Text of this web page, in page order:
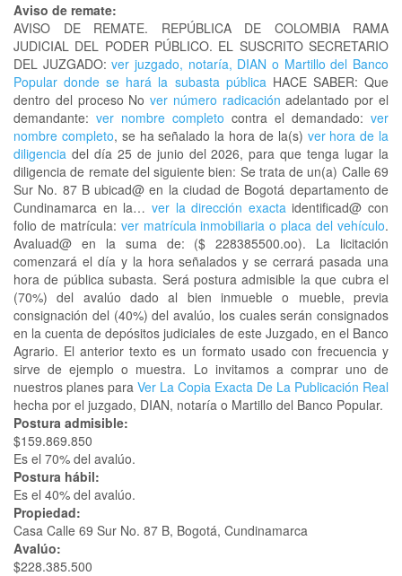
Aviso de remate:
AVISO DE REMATE. REPÚBLICA DE COLOMBIA RAMA
JUDICIAL DEL PODER PÚBLICO. EL SUSCRITO SECRETARIO
DEL JUZGADO: ver juzgado, notaría, DIAN o Martillo del Banco
Popular donde se hará la subasta públicaHACE SABER: Que
dentro del proceso Nover número radicación adelantado por el
demandante: ver nombre completo contra el demandado: ver
nombre completo, se ha señalado la hora de la(s) ver hora de la
diligencia del día 25 de junio del 2026, para que tenga lugar la
diligencia de remate del siguiente bien: Se trata de un(a) Calle 69
Sur No. 87 B ubicad@ en la ciudad de Bogotá departamento de
Cundinamarca en la… ver la dirección exactaidentificad@ con
folio de matrícula: ver matrícula inmobiliaria o placa del vehículo.
Avaluad@ en la suma de: ($ 228385500.oo). La licitación
comenzará el día y la hora señalados y se cerrará pasada una
hora de pública subasta. Será postura admisible la que cubra el
(70%) del avalúo dado al bien inmueble o mueble, previa
consignación del (40%) del avalúo, los cuales serán consignados
en la cuenta de depósitos judiciales de este Juzgado, en el Banco
Agrario. El anterior texto es un formato usado con frecuencia y
sirve de ejemplo o muestra. Lo invitamos a comprar uno de
nuestros planes para Ver La Copia Exacta De La Publicación Real
hecha por el juzgado, DIAN, notaría o Martillo del Banco Popular.
Postura admisible:
$159.869.850
Es el 70% del avalúo.
Postura hábil:
Es el 40% del avalúo.
Propiedad:
Casa Calle 69 Sur No. 87 B, Bogotá, Cundinamarca
Avalúo:
$228.385.500